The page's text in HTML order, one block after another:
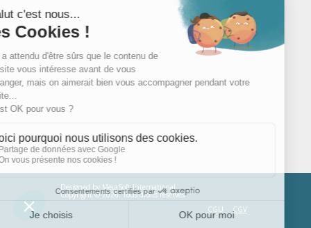
Designed by MecaSoft International
Copyright © 2026. Tous droits réservés
CGU
CGV